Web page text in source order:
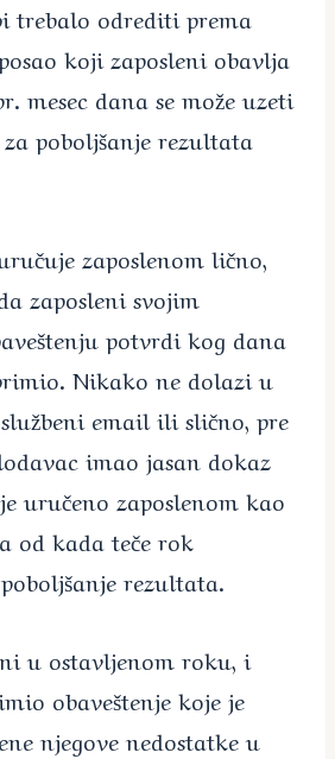
trebalo odrediti prema
koji zaposleni obavlja
mesec dana se može uzeti
poboljšanje rezultata
zaposlenom lično,
zaposleni svojim
potvrdi kog dana
Nikako ne dolazi u
email ili slično, pre
imao jasan dokaz
uručeno zaposlenom kao
od kada teče rok
rezultata.
u ostavljenom roku, i
obaveštenje koje je
njegove nedostatke u